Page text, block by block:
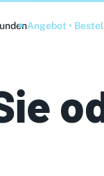
Angebot •